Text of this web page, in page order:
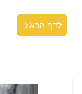
לדף הבא